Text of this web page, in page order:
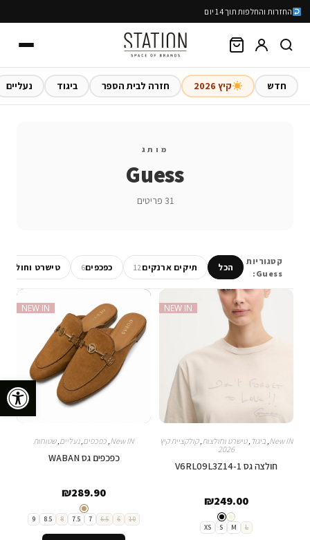
פתח סרגל נגישות
החזרות והחלפות תוך 14 יום
חדש קיץ 2026 חזרה לבית הספר ביגוד נעליים
מותג
Guess
31 פריטים
קטגוריות
Guess:
הכל תיקים ארנקים 12 כפכפים6 טישרט וחולצות
NEW IN
New IN
,ביגוד ,טישרט וחולצות ,קולקציית קיץ
2026
חולצה גס V6RL09L3Z14-1
₪249.00
L
M
S
XS
NEW IN
New IN כפכפים ,נעליים ,שטוחות
כפכפים גס WABAN
₪289.90
10
6
6.5
7
7.5
8
8.5
9